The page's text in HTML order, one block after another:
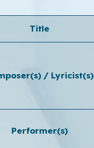
Title
/ Lyricist(s)
Performer(s)